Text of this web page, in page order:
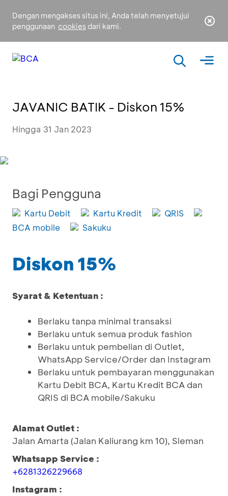
Dengan mengakses situs ini, Anda telah menyetujui
penggunaan cookies dari kami.
JAVANIC BATIK - Diskon 15%
Hingga 31 Jan 2023
Bagi Pengguna
Kartu Debit Kartu Kredit
QRIS
BCA mobile
Sakuku
Diskon 15%
Syarat & Ketentuan :
Berlaku tanpa minimal transaksi
Berlaku untuk semua produk fashion
Berlaku untuk pembelian di Outlet,
WhatsApp Service/Order dan Instagram
Berlaku untuk pembayaran menggunakan
Kartu Debit BCA, Kartu Kredit BCA dan
QRIS di BCA mobile/Sakuku
Alamat Outlet :
Jalan Amarta (Jalan Kaliurang km 10), Sleman
Whatsapp Service :
+6281326229668
Instagram :